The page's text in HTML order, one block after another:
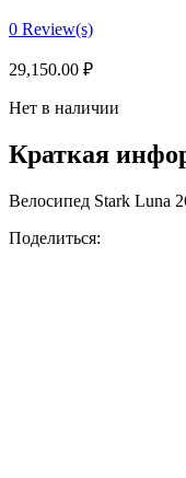
0 Review(s)
29,150.00 ₽
Нет в наличии
Краткая
Велосипед Stark Luna
Поделиться: